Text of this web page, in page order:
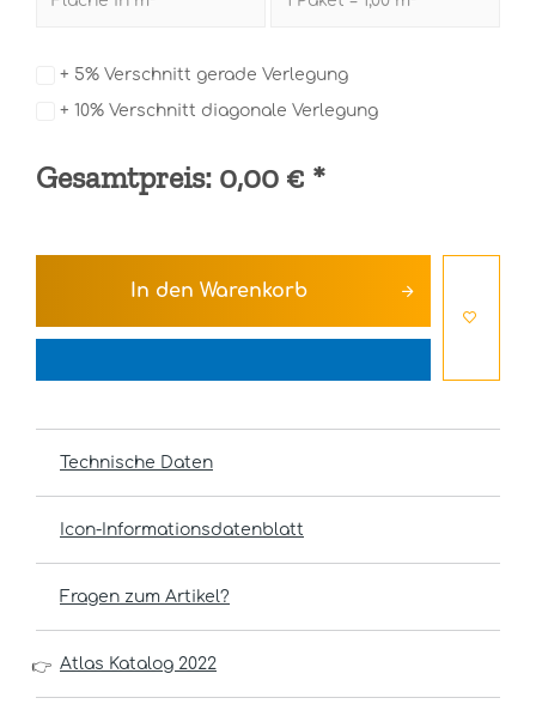
+ 5% Verschnitt gerade Verlegung
+ 10% Verschnitt diagonale Verlegung
Gesamtpreis: 0,00 € *
In den Warenkorb
Technische Daten
Icon-Informationsdatenblatt
Fragen zum Artikel?
👉 Atlas Katalog 2022